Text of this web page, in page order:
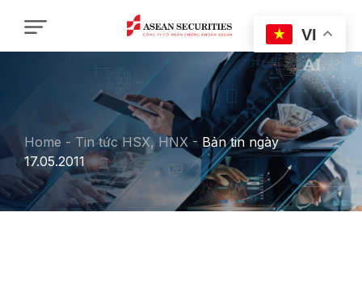
Home - Tin tức HSX, HNX- Bản tin ngày
17.05.2011
VI